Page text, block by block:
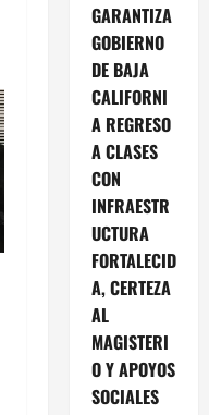
GARANTIZA
GOBIERNO
DE BAJA
CALIFORNI
A REGRESO
A CLASES
CON
INFRAESTR
UCTURA
FORTALECID
A, CERTEZA
AL
MAGISTERI
O Y APOYOS
SOCIALES